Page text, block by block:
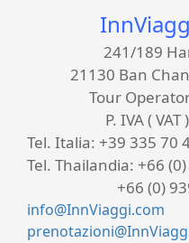
241/189
21130 Ban
Tour
P. IVA (
Tel. Italia: +39 335 70
Tel. Thailandia: +66
+66 (0) 939
info@InnViaggi.com